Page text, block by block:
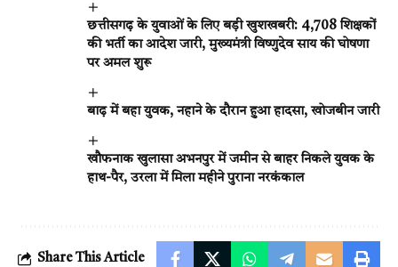
छत्तीसगढ़ के युवाओं के लिए बड़ी खुशखबरी: 4,708 शिक्षकों
की भर्ती का आदेश जारी, मुख्यमंत्री विष्णुदेव साय की घोषणा
पर अमल शुरू
बाढ़ में बहा युवक, नहाने के दौरान हुआ हादसा, खोजबीन जारी
खौफनाक खुलासा अभनपुर में जमीन से बाहर निकले युवक के
हाथ-पैर, उरला में मिला महीने पुराना नरकंकाल
Share This Article